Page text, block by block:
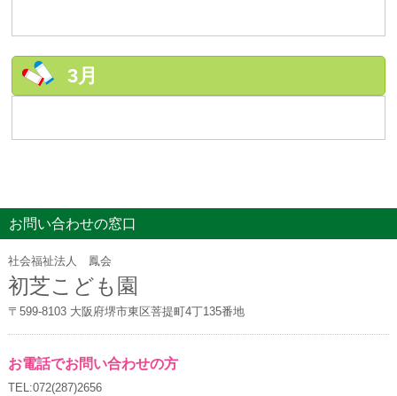
3月
お問い合わせの窓口
社会福祉法人 鳳会
初芝こども園
〒599-8103 大阪府堺市東区菩提町4丁135番地
お電話でお問い合わせの方
TEL:072(287)2656